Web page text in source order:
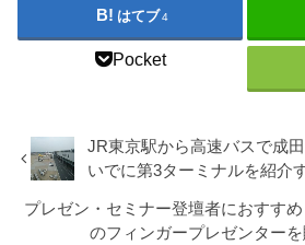
はてブ 4
Pocket
JR東京駅から高速バスで成
いでに第3ターミナルを紹介
プレゼン・セミナー登壇者におすす
のフィンガープレゼンター